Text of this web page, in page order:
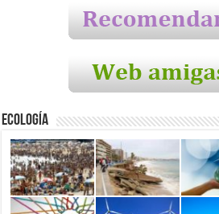
Ecología